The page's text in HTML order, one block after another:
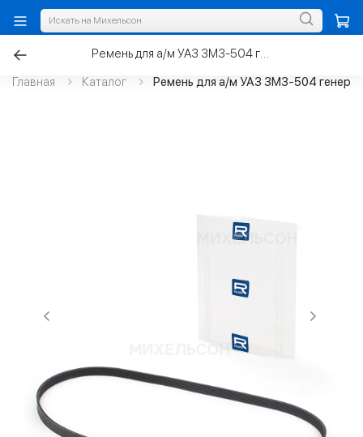
Главная Каталог Ремень для а/м УАЗ ЗМЗ-504
Ремень для а/м УАЗ ЗМЗ-504 генератора с ГУР 6РК1600